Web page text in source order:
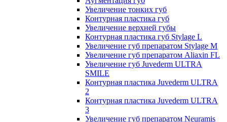
Увеличение тонких губ
Контурная пластика губ
Увеличение верхней губы
Контурная пластика губ Stylage L
Увеличение губ препаратом Stylage M
Увеличение губ препаратом Aliaxin FL
Увеличение губ Juvederm ULTRA
SMILE
Контурная пластика Juvederm ULTRA
2
Контурная пластика Juvederm ULTRA
3
Увеличение губ препаратом Neuramis